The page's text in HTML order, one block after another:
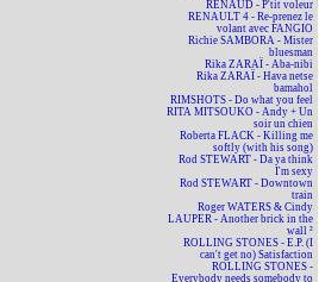
RENAUD - P'tit voleur
RENAULT 4 - Re-prenez le
volant avec FANGIO
Richie SAMBORA - Mister
bluesman
Rika ZARAÏ - Aba-nibi
Rika ZARAÏ - Hava netse
bamahol
RIMSHOTS - Do what you feel
RITA MITSOUKO - Andy + Un
soir un chien
Roberta FLACK - Killing me
softly (with his song)
Rod STEWART - Da ya think
I'm sexy
Rod STEWART - Downtown
train
Roger WATERS & Cindy
LAUPER - Another brick in the
wall ²
ROLLING STONES - E.P. (I
can't get no) Satisfaction
ROLLING STONES -
Everybody needs somebody to